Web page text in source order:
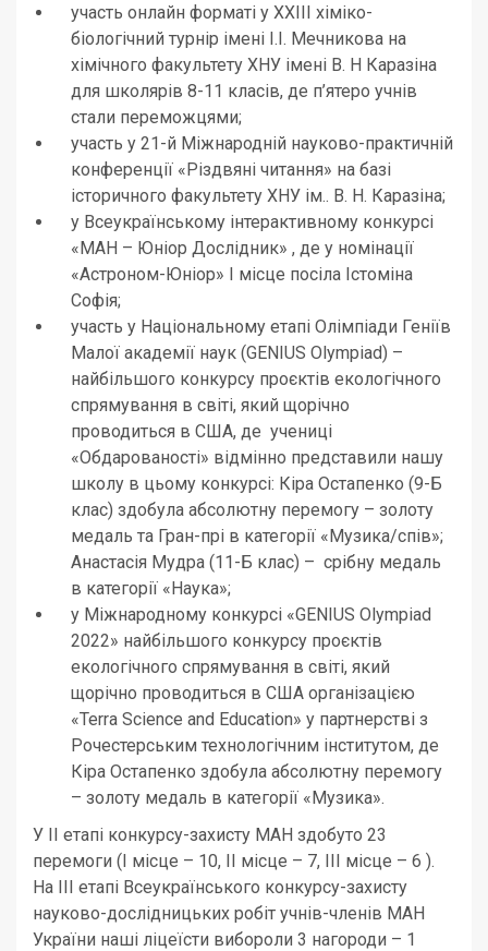
участь онлайн форматі у ХХIII хіміко-
біологічний турнір імені І.І. Мечникова на
хімічного факультету ХНУ імені В. Н Каразіна
для школярів 8-11 класів, де п’ятеро учнів
стали переможцями;
участь у 21-й Міжнародній науково-практичній
конференції «Різдвяні читання» на базі
історичного факультету ХНУ ім.. В. Н. Каразіна;
у Всеукраїнському інтерактивному конкурсі
«МАН – Юніор Дослідник» , де у номінації
«Астроном-Юніор» І місце посіла Істоміна
Софія;
участь у Національному етапі Олімпіади Геніїв
Малої академії наук (GENIUS Olympiad) –
найбільшого конкурсу проєктів екологічного
спрямування в світі, який щорічно
проводиться в США, де учениці
«Обдарованості» відмінно представили нашу
школу в цьому конкурсі: Кіра Остапенко (9-Б
клас) здобула абсолютну перемогу – золоту
медаль та Гран-прі в категорії «Музика/спів»;
Анастасія Мудра (11-Б клас) – срібну медаль
в категорії «Наука»;
у Міжнародному конкурсі «GENIUS Olympiad
2022» найбільшого конкурсу проєктів
екологічного спрямування в світі, який
щорічно проводиться в США організацією
«Terra Science and Education» у партнерстві з
Рочестерським технологічним інститутом, де
Кіра Остапенко здобула абсолютну перемогу
– золоту медаль в категорії «Музика».
У ІІ етапі конкурсу-захисту МАН здобуто 23
перемоги (І місце – 10, ІІ місце – 7, ІІІ місце – 6 ).
На ІІІ етапі Всеукраїнського конкурсу-захисту
науково-дослідницьких робіт учнів-членів МАН
України наші ліцеїсти вибороли 3 нагороди – 1